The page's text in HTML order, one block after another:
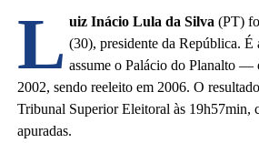
L uiz Inácio Lula da Silva (PT)
(30), presidente da República. É
assume o Palácio do Planalto —
2002, sendo reeleito em 2006. O
Tribunal Superior Eleitoral às 19h57min,
apuradas.